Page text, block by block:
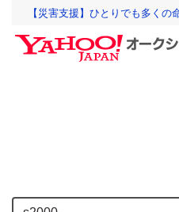
【災害支援】ひとりでも多く